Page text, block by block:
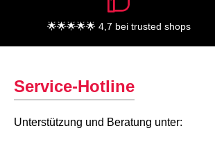
🌟🌟🌟🌟🌟 4,7 bei trusted shops
Service-Hotline
Unterstützung und Beratung unter: